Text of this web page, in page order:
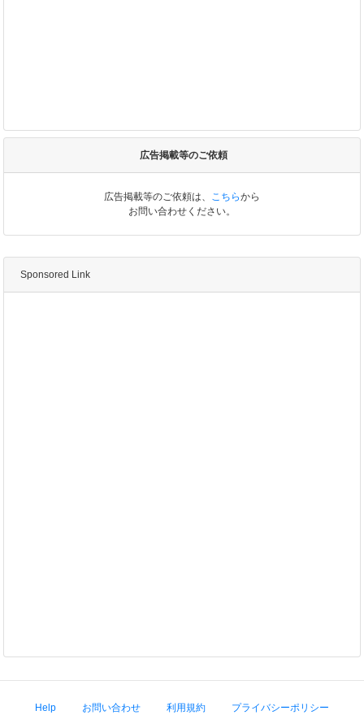
広告掲載等のご依頼
広告掲載等のご依頼は、 こちらから
お問い合わせください。
Sponsored Link
Help お問い合わせ 利用規約 プライバシーポリシー